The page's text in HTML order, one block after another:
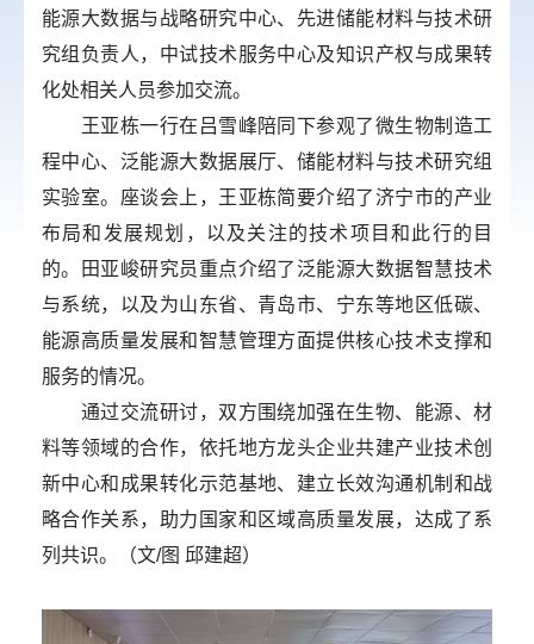
能源大数据与战略研究中心、先进储能材料与技术研
究组负责人，中试技术服务中心及知识产权与成果转
化处相关人员参加交流。
王亚栋一行在吕雪峰陪同下参观了微生物制造工
程中心、泛能源大数据展厅、储能材料与技术研究组
实验室。座谈会上，王亚栋简要介绍了济宁市的产业
布局和发展规划，以及关注的技术项目和此行的目
的。田亚峻研究员重点介绍了泛能源大数据智慧技术
与系统，以及为山东省、青岛市、宁东等地区低碳、
能源高质量发展和智慧管理方面提供核心技术支撑和
服务的情况。
通过交流研讨，双方围绕加强在生物、能源、材
料等领域的合作，依托地方龙头企业共建产业技术创
新中心和成果转化示范基地、建立长效沟通机制和战
略合作关系，助力国家和区域高质量发展，达成了系
列共识。
（文/图 邱建超）